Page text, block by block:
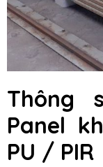
Thông
Panel
PU / PIR